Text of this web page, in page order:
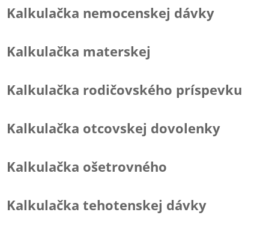
Kalkulačka nemocenskej dávky
Kalkulačka materskej
Kalkulačka rodičovského príspevku
Kalkulačka otcovskej dovolenky
Kalkulačka ošetrovného
Kalkulačka tehotenskej dávky